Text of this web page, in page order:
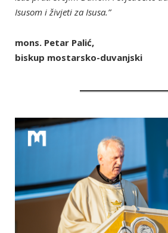
Isusom i živjeti za Isusa.”
mons. Petar Palić,
biskup mostarsko-duvanjski